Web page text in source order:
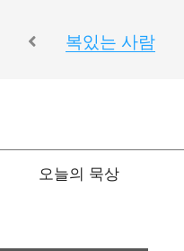
복있는 사람
오늘의 묵상